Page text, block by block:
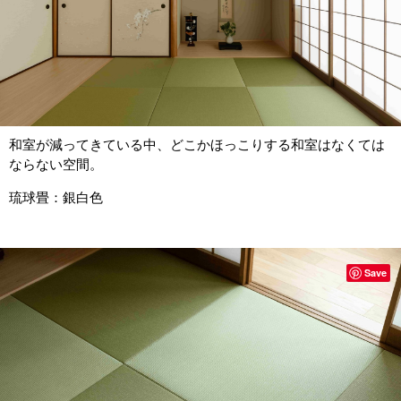
和室が減ってきている中、どこかほっこりする和室はなくては
ならない空間。
琉球畳：銀白色
Save